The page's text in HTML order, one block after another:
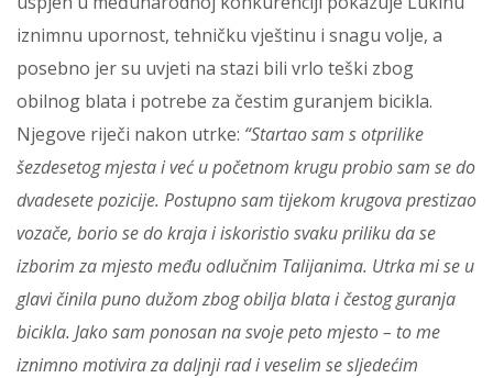
iznimnu upornost, tehničku vještinu i snagu volje, a
posebno jer su uvjeti na stazi bili vrlo teški zbog
obilnog blata i potrebe za čestim guranjem bicikla.
Njegove riječi nakon utrke: “Startao sam s otprilike
šezdesetog mjesta i već u početnom krugu probio sam se do
dvadesete pozicije. Postupno sam tijekom krugova prestizao
vozače, borio se do kraja i iskoristio svaku priliku da se
izborim za mjesto među odlučnim Talijanima. Utrka mi se u
glavi činila puno dužom zbog obilja blata i čestog guranja
bicikla. Jako sam ponosan na svoje peto mjesto – to me
iznimno motivira za daljnji rad i veselim se sljedećim